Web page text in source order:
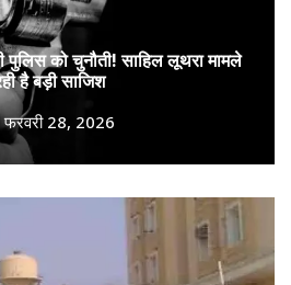
पुलिस को चुनौती! साहिल लूथरा मामले
है बड़ी साजिश
फरवरी 28, 2026